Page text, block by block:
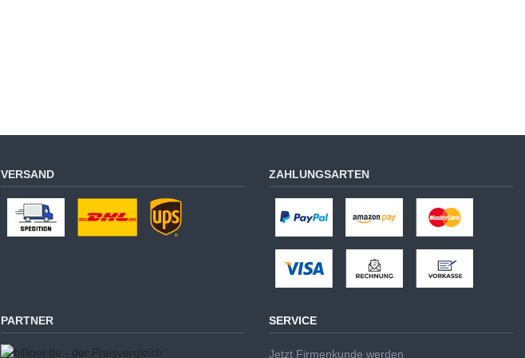
VERSAND ZAHLUNGSARTEN
PARTNER SERVICE
Jetzt Firmenkunde werden